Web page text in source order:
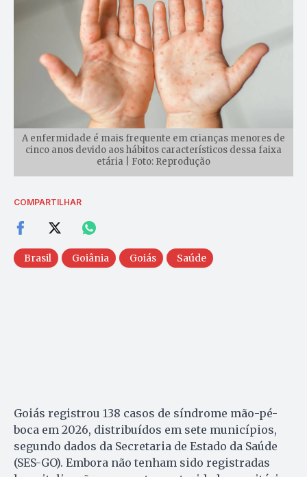
A enfermidade é mais frequente em crianças menores de
cinco anos devido aos hábitos característicos dessa faixa
etária | Foto: Reprodução
COMPARTILHAR
Brasil Goiânia Goiás Saúde
Goiás registrou 138 casos de síndrome mão-pé-
boca em 2026, distribuídos em sete municípios,
segundo dados da Secretaria de Estado da Saúde
(SES-GO). Embora não tenham sido registradas